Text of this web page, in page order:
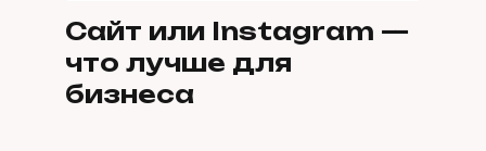
Сайт или Instagram —
что лучше для
бизнеса